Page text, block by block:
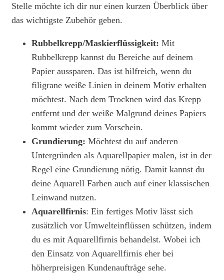
Stelle möchte ich dir nur einen kurzen Überblick über
das wichtigste Zubehör geben.
Rubbelkrepp/Maskierflüssigkeit: Mit
Rubbelkrepp kannst du Bereiche auf deinem
Papier aussparen. Das ist hilfreich, wenn du
filigrane weiße Linien in deinem Motiv erhalten
möchtest. Nach dem Trocknen wird das Krepp
entfernt und der weiße Malgrund deines Papiers
kommt wieder zum Vorschein.
Grundierung: Möchtest du auf anderen
Untergründen als Aquarellpapier malen, ist in der
Regel eine Grundierung nötig. Damit kannst du
deine Aquarell Farben auch auf einer klassischen
Leinwand nutzen.
Aquarellfirnis: Ein fertiges Motiv lässt sich
zusätzlich vor Umwelteinflüssen schützen, indem
du es mit Aquarellfirnis behandelst. Wobei ich
den Einsatz von Aquarellfirnis eher bei
höherpreisigen Kundenaufträge sehe.